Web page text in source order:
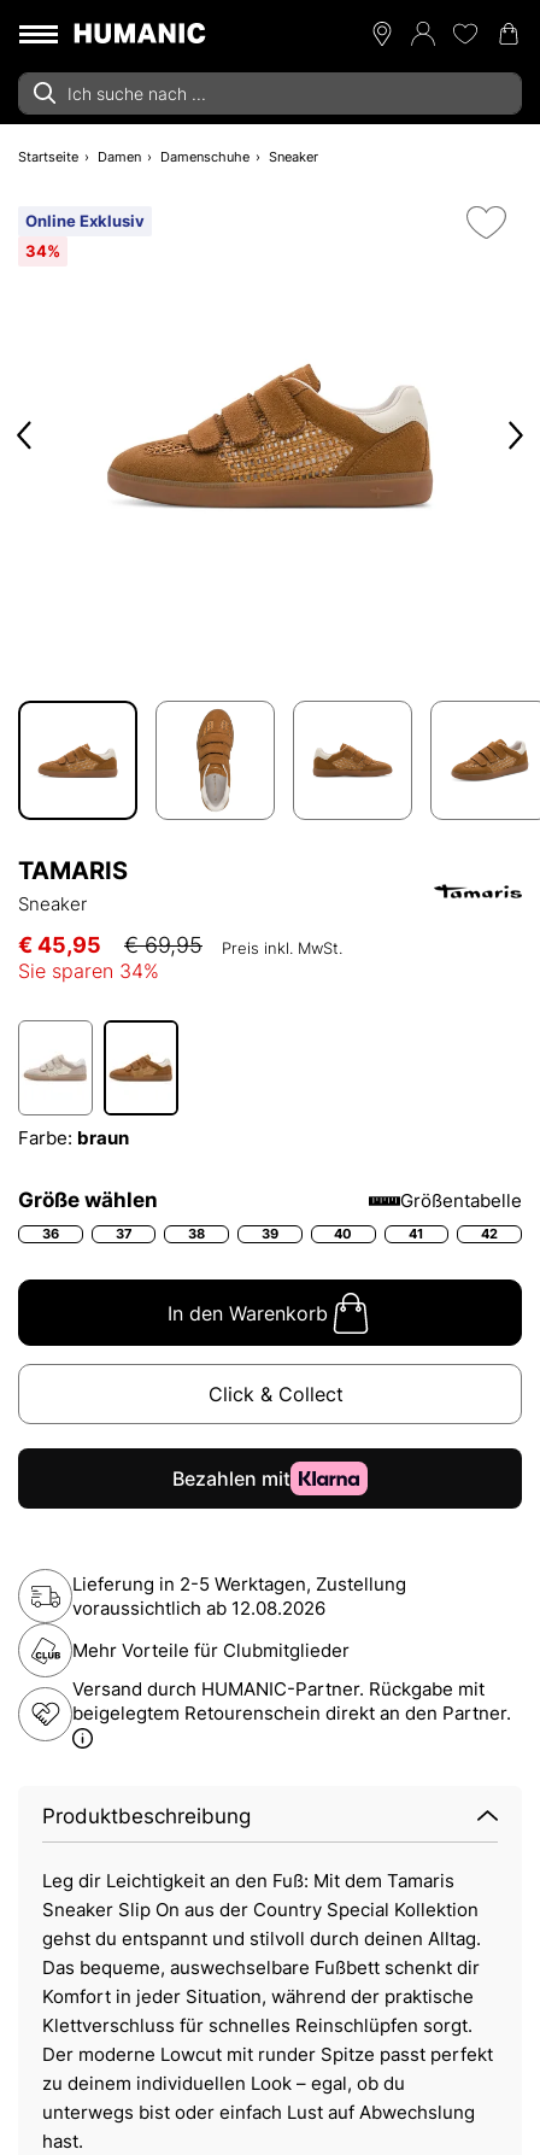
Startseite Damen Damenschuhe Sneaker
Online Exklusiv
34%
TAMARIS
Sneaker
€ 45,95 € 69,95 Preis inkl. MwSt.
Sie sparen 34%
Farbe: braun
Größe wählen Größentabelle
36 37 38 39 40 41 42
In den Warenkorb
Click & Collect
Lieferung in 2-5 Werktagen, Zustellung
voraussichtlich ab 12.08.2026
Mehr Vorteile für Clubmitglieder
Versand durch HUMANIC-Partner. Rückgabe mit
beigelegtem Retourenschein direkt an den Partner.
Produktbeschreibung
Leg dir Leichtigkeit an den Fuß: Mit dem Tamaris
Sneaker Slip On aus der Country Special Kollektion
gehst du entspannt und stilvoll durch deinen Alltag.
Das bequeme, auswechselbare Fußbett schenkt dir
Komfort in jeder Situation, während der praktische
Klettverschluss für schnelles Reinschlüpfen sorgt.
Der moderne Lowcut mit runder Spitze passt perfekt
zu deinem individuellen Look – egal, ob du
unterwegs bist oder einfach Lust auf Abwechslung
hast.